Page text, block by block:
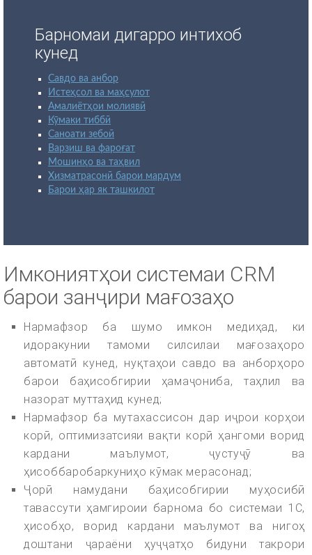
Барномаи дигарро интихоб
кунед
Савдо ва анбор
Истеҳсол ва маҳсулот
Амалиётҳои молиявӣ
Кӯмаки тиббӣ
Саноати зебоӣ
Варзиш ва фароғат
Мошинҳо ва таҳвил
Хизматрасонӣ барои мардум
Барои ҳар як ташкилот
Имкониятҳои системаи CRM
барои занҷири мағозаҳо
Нармафзор ба шумо имкон медиҳад, ки
идоракунии тамоми силсилаи мағозаҳоро
автоматӣ кунед, нуқтаҳои савдо ва анборҳоро
барои баҳисобгирии ҳамаҷониба, таҳлил ва
назорат муттаҳид кунед;
Нармафзор ба мутахассисон дар иҷрои корҳои
корӣ, оптимизатсияи вақти корӣ ҳангоми ворид
кардани маълумот, ҷустуҷӯ ва
ҳисоббаробаркуниҳо кӯмак мерасонад;
Ҷорӣ намудани баҳисобгирии муҳосибӣ
тавассути ҳамгироии барнома бо системаи 1С,
ҳисобҳо, ворид кардани маълумот ва нигоҳ
доштани ҷараёни ҳуҷҷатҳо бидуни такрори